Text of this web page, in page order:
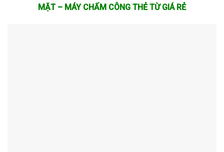
MẶT– MÁY CHẤM CÔNG THẺ TỪGIÁ RẺ